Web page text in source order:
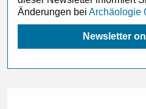
Änderungen bei Archäologie
Newsletter